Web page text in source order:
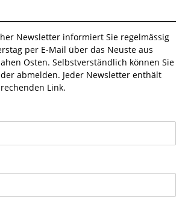
Newsletter informiert Sie regelmässig
per E-Mail über das Neuste aus
Osten. Selbstverständlich können Sie
abmelden. Jeder Newsletter enthält
Link.